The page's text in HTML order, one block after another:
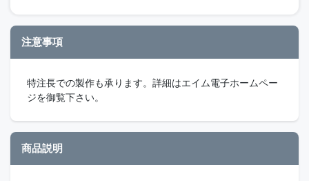
注意事項
特注長での製作も承ります。詳細はエイム電子ホームペー
ジを御覧下さい。
商品説明